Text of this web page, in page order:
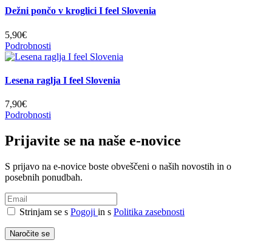
Dežni pončo v kroglici I feel Slovenia
5,90€
Podrobnosti
Lesena raglja I feel Slovenia
7,90€
Podrobnosti
Prijavite se na naše e-novice
S prijavo na e-novice boste obveščeni o naših novostih in o
posebnih ponudbah.
Strinjam se s Pogoji in s Politika zasebnosti
Naročite se